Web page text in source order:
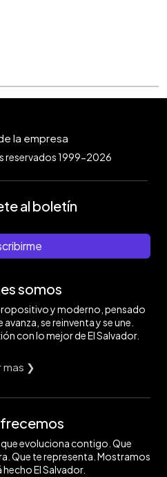
reservados 1999-2026
al boletín
somos
y moderno, pensado
se reinventa y se une.
con lo mejor de El Salvador.
mas ❯
evoluciona contigo. Que
Que te representa. Mostramos
El Salvador.